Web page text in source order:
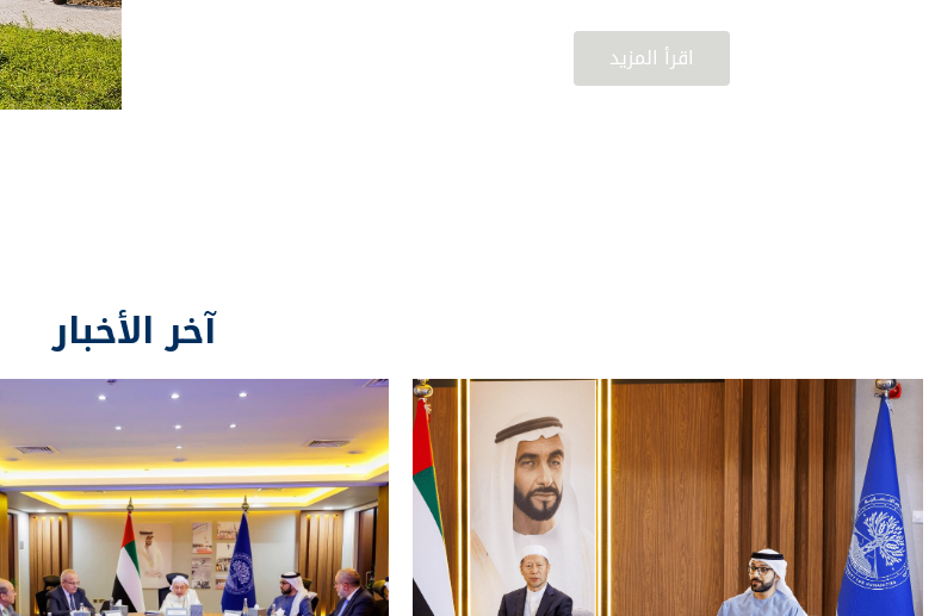
اقرأ المزيد
آخر الأخبار